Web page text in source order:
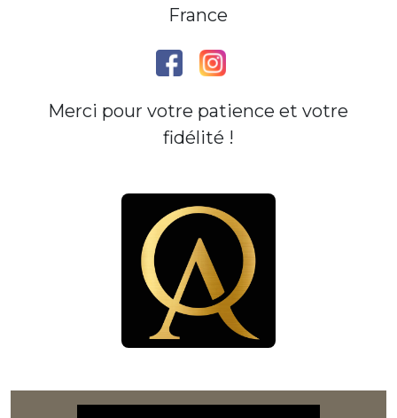
France
Merci pour votre patience et votre
fidélité !